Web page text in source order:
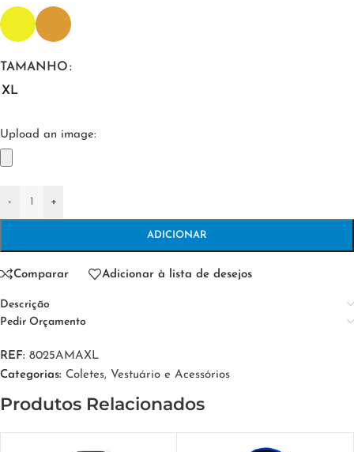
TAMANHO
XL
Upload an image:
- +
ADICIONAR
Comparar Adicionar à lista de desejos
Descrição
Pedir Orçamento
REF: 8025AMAXL
Categorias: Coletes, Vestuário e Acessórios
Produtos Relacionados